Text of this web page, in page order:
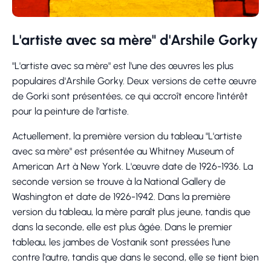
L'artiste avec sa mère" d'Arshile Gorky
"L'artiste avec sa mère" est l'une des œuvres les plus
populaires d'Arshile Gorky. Deux versions de cette œuvre
de Gorki sont présentées, ce qui accroît encore l'intérêt
pour la peinture de l'artiste.
Actuellement, la première version du tableau "L'artiste
avec sa mère" est présentée au Whitney Museum of
American Art à New York. L'œuvre date de 1926-1936. La
seconde version se trouve à la National Gallery de
Washington et date de 1926-1942. Dans la première
version du tableau, la mère paraît plus jeune, tandis que
dans la seconde, elle est plus âgée. Dans le premier
tableau, les jambes de Vostanik sont pressées l'une
contre l'autre, tandis que dans le second, elle se tient bien